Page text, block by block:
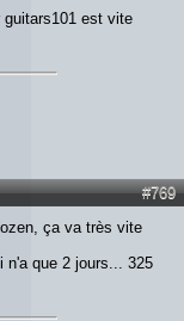
guitars101 est vite
#769
ça va très vite
n'a que 2 jours... 325